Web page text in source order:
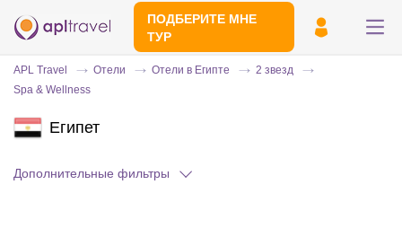
ПОДБЕРИТЕ МНЕ
ТУР
APL Travel Отели Отели в Египте
2 звезд
Spa & Wellness
Египет
Дополнительные фильтры